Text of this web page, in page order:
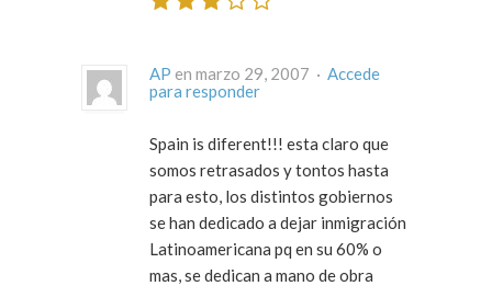
AP en marzo 29, 2007 · Accede
para responder
Spain is diferent!!! esta claro que
somos retrasados y tontos hasta
para esto, los distintos gobiernos
se han dedicado a dejar inmigración
Latinoamericana pq en su 60% o
mas, se dedican a mano de obra